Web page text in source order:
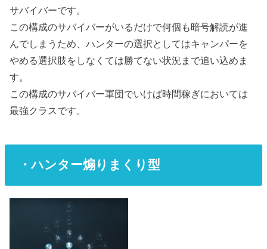
サバイバーです。
この構成のサバイバーがいるだけで何個も暗号解読が進
んでしまうため、ハンターの選択としてはキャンパーを
やめる選択肢をしなくては勝てない状況まで追い込めま
す。
この構成のサバイバー軍団でいけば時間稼ぎにおいては
最強クラスです。
・ハンター煽りまくり型